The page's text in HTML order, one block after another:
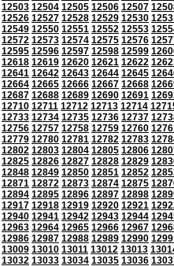
12503 12504 12505 12506 12507
12526 12527 12528 12529 12530
12549 12550 12551 12552 12553
12572 12573 12574 12575 12576
12595 12596 12597 12598 12599
12618 12619 12620 12621 12622
12641 12642 12643 12644 12645
12664 12665 12666 12667 12668
12687 12688 12689 12690 12691
12710 12711 12712 12713 12714
12733 12734 12735 12736 12737
12756 12757 12758 12759 12760
12779 12780 12781 12782 12783
12802 12803 12804 12805 12806
12825 12826 12827 12828 12829
12848 12849 12850 12851 12852
12871 12872 12873 12874 12875
12894 12895 12896 12897 12898
12917 12918 12919 12920 12921
12940 12941 12942 12943 12944
12963 12964 12965 12966 12967
12986 12987 12988 12989 12990
13009 13010 13011 13012 13013
13032 13033 13034 13035 13036